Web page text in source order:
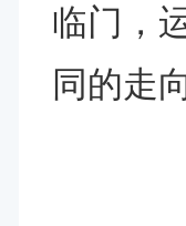
临门，
同的走